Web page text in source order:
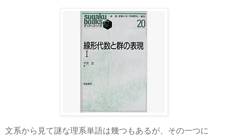
文系から見て謎な理系単語は幾つもあるが、その一つに